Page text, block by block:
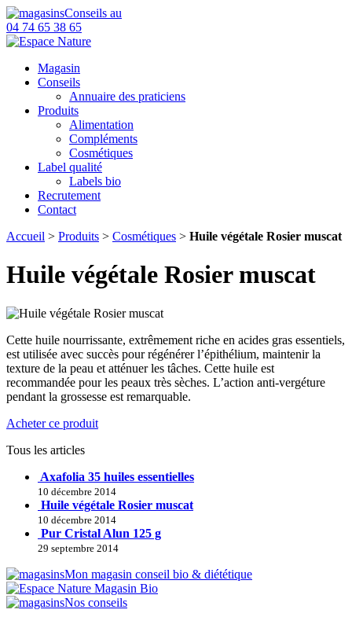
Conseils au
04 74 65 38 65
Magasin
Conseils
Annuaire des praticiens
Produits
Alimentation
Compléments
Cosmétiques
Label qualité
Labels bio
Recrutement
Contact
Accueil > Produits > Cosmétiques > Huile végétale Rosier muscat
Huile végétale Rosier muscat
Cette huile nourrissante, extrêmement riche en acides gras essentiels,
est utilisée avec succès pour régénérer l’épithélium, maintenir la
texture de la peau et atténuer les tâches. Cette huile est
recommandée pour les peaux très sèches. L’action anti-vergéture
pendant la grossesse est remarquable.
Acheter ce produit
Tous les articles
Axafolia 35 huiles essentielles
10 décembre 2014
Huile végétale Rosier muscat
10 décembre 2014
Pur Cristal Alun 125 g
29 septembre 2014
Mon magasin conseil bio & diététique
Nos conseils